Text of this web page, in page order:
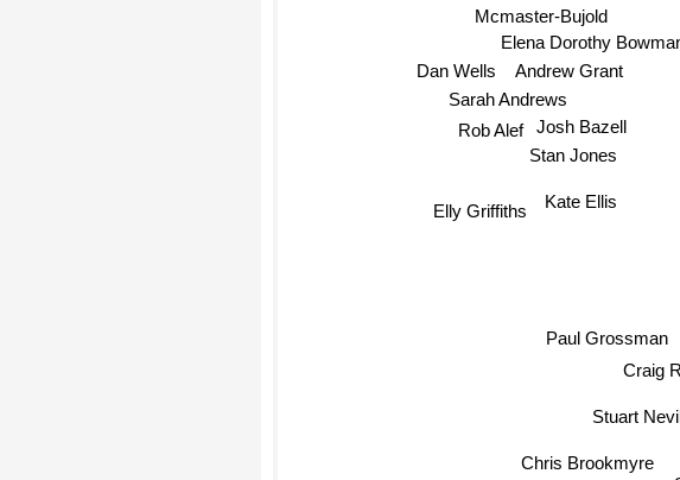
Stan Jones
Elena Dorothy Bowman
Mcmaster-Bujold
Andrew Grant
Sarah Andrews
Rob Alef Josh Bazell
Dan Wells
Paul Grossman
Kate Ellis
Stuart
Craig
Chris Brookmyre
Elly Griffiths